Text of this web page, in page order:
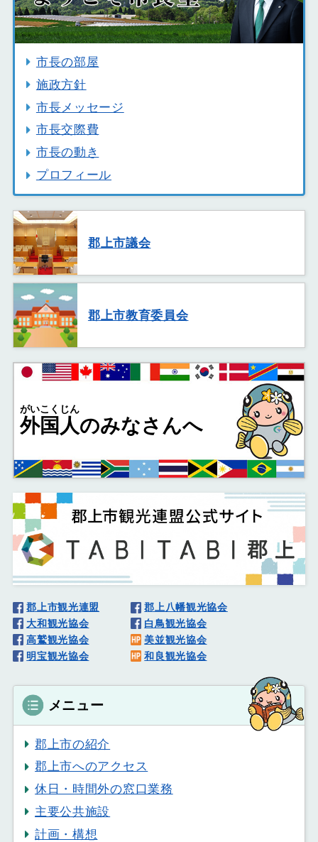
市長の部屋
施政方針
市長メッセージ
市長交際費
市長の動き
プロフィール
郡上市議会
郡上市教育委員会
外国人
がいこくじん
のみなさんへ
郡上市観光連盟
郡上八幡観光協会
大和観光協会
白鳥観光協会
高鷲観光協会
美並観光協会
明宝観光協会
和良観光協会
メニュー
郡上市の紹介
郡上市へのアクセス
休日・時間外の窓口業務
主要公共施設
計画・構想